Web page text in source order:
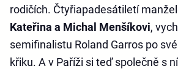
rodičích. Čtyřiapadesátiletí
Kateřina a Michal Menšíkovi,
semifinalistu Roland Garros po
křiku. A v Paříži si teď společně s